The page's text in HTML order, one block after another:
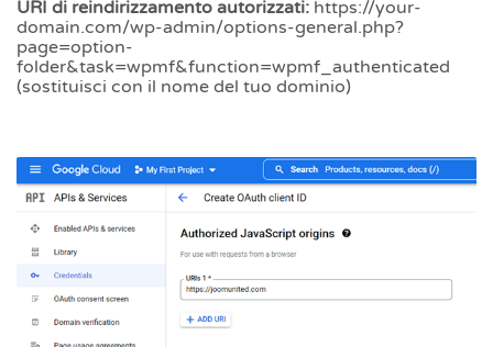
URI di reindirizzamento autorizzati: https://your-
domain.com/wp-admin/options-general.php?
page=option-
folder&task=wpmf&function=wpmf_authenticated
(sostituisci con il nome del tuo dominio)